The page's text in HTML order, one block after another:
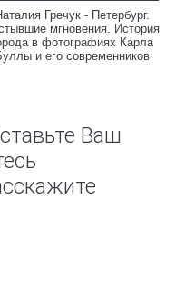
Гречук - Петербург.
мгновения. История
в фотографиях Карла
и его современников
Ваш